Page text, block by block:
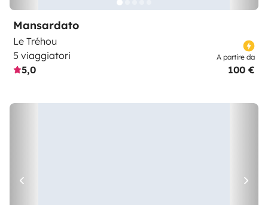
Mansardato
Le Tréhou
5 viaggiatori
5,0
A partire da
100 €